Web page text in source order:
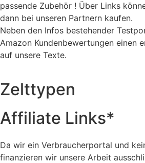
passende Zubehör ! Über Links
dann bei unseren Partnern kaufen.
Neben den Infos bestehender
Amazon Kundenbewertungen einen
auf unsere Texte.
Zelttypen
Affiliate Links*
Da wir ein Verbraucherportal und
finanzieren wir unsere Arbeit